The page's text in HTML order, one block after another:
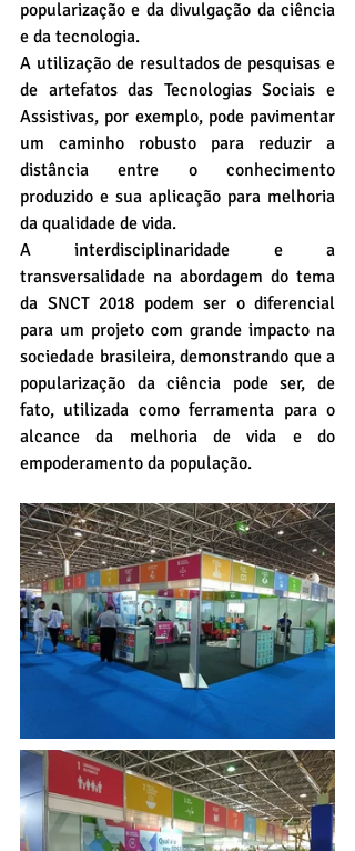
popularização e da divulgação da ciência
e da tecnologia.
A utilização de resultados de pesquisas e
de artefatos das Tecnologias Sociais e
Assistivas, por exemplo, pode pavimentar
um caminho robusto para reduzir a
distância entre o conhecimento
produzido e sua aplicação para melhoria
da qualidade de vida.
A interdisciplinaridade e a
transversalidade na abordagem do tema
da SNCT 2018 podem ser o diferencial
para um projeto com grande impacto na
sociedade brasileira, demonstrando que a
popularização da ciência pode ser, de
fato, utilizada como ferramenta para o
alcance da melhoria de vida e do
empoderamento da população.